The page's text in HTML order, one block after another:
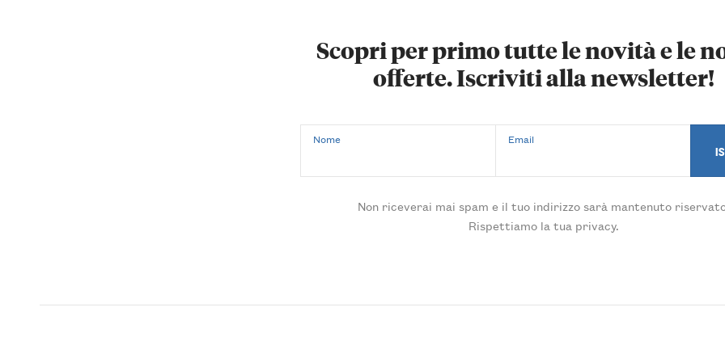
Scopri per primo tutte le novità e le
offerte. Iscriviti alla newsletter!
Nome Email
Non riceverai mai spam e il tuo indirizzo sarà mantenuto
Rispettiamo la tua privacy.